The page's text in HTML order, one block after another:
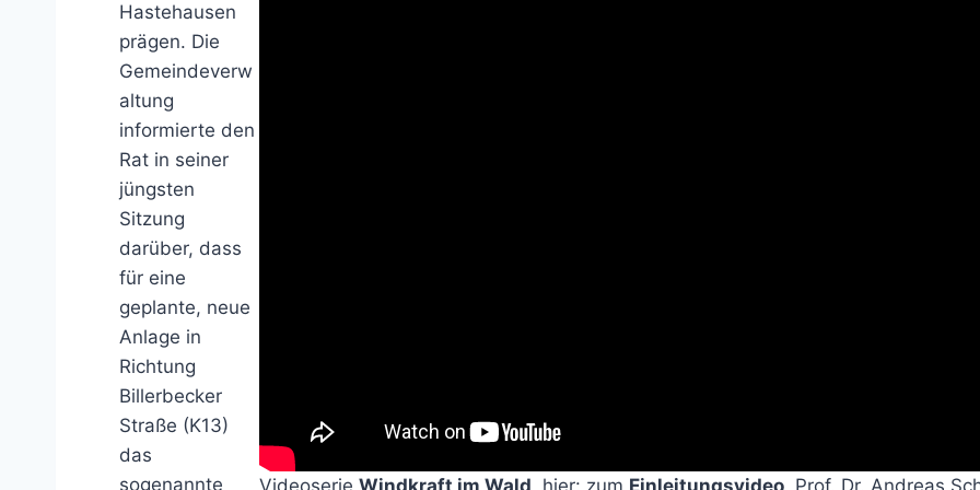
Hastehausen
prägen. Die
Gemeindeverw
altung
informierte den
Rat in seiner
jüngsten
Sitzung
darüber, dass
für eine
geplante, neue
Anlage in
Richtung
Billerbecker
Straße (K13)
das
sogenannte